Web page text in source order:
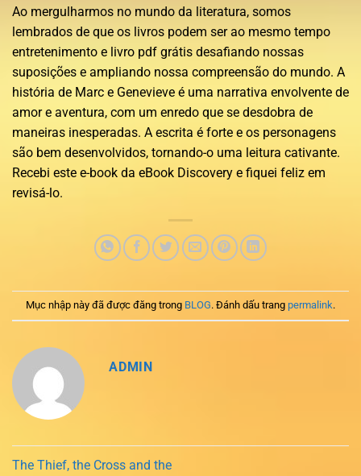
Ao mergulharmos no mundo da literatura, somos
lembrados de que os livros podem ser ao mesmo tempo
entretenimento e livro pdf grátis desafiando nossas
suposições e ampliando nossa compreensão do mundo. A
história de Marc e Genevieve é uma narrativa envolvente de
amor e aventura, com um enredo que se desdobra de
maneiras inesperadas. A escrita é forte e os personagens
são bem desenvolvidos, tornando-o uma leitura cativante.
Recebi este e-book da eBook Discovery e fiquei feliz em
revisá-lo.
Mục nhập này đã được đăng trong BLOG. Đánh dấu trang permalink.
ADMIN
The Thief, the Cross and the